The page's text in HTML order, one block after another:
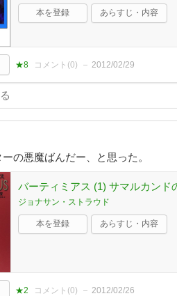
本を登録 あらすじ・内容
★8 コメント(0) 2012/02/29
の悪魔ばんだー、と思った。
バーティミアス (1) サマルカンド
ジョナサン・ストラウド
本を登録 あらすじ・内容
★2 コメント(0) 2012/02/26